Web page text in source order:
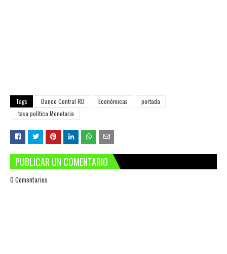
Tags Banco Central RD Económicas
portada
tasa política Monetaria
PUBLICAR UN COMENTARIO
0 Comentarios